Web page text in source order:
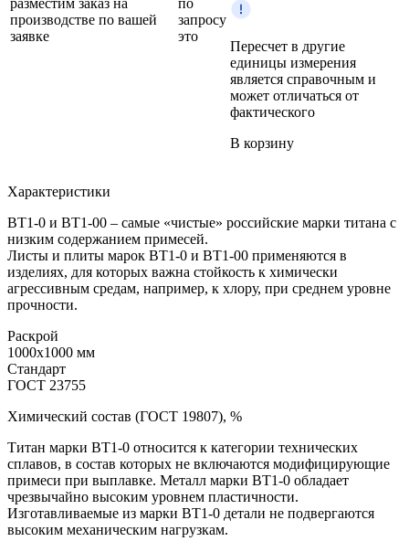
производстве по вашей
заявке
запросу
это
Пересчет в другие
единицы измерения
является справочным и
может отличаться от
фактического
В корзину
Характеристики
ВТ1-0 и ВТ1-00 – самые «чистые» российские марки титана с
низким содержанием примесей.
Листы и плиты марок ВТ1-0 и ВТ1-00 применяются в
изделиях, для которых важна стойкость к химически
агрессивным средам, например, к хлору, при среднем уровне
прочности.
Раскрой
1000x1000 мм
Стандарт
ГОСТ 23755
Химический состав (ГОСТ 19807), %
Титан марки BT1-0 относится к категории технических
сплавов, в состав которых не включаются модифицирующие
примеси при выплавке. Металл марки ВТ1‑0 обладает
чрезвычайно высоким уровнем пластичности.
Изготавливаемые из марки ВТ1‑0 детали не подвергаются
высоким механическим нагрузкам.